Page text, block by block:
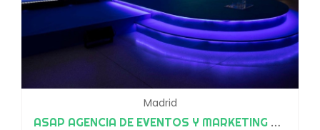
Madrid
ASAP AGENCIA DE EVENTOS Y MARKETING EXPERIENCIAL